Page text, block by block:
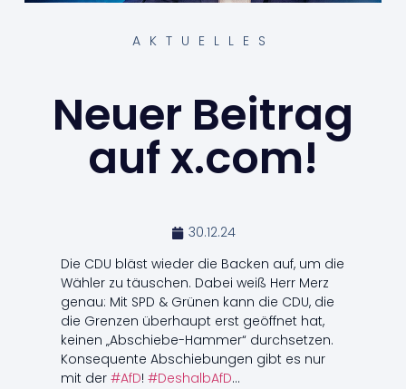
AKTUELLES
Neuer Beitrag
auf x.com!
30.12.24
Die CDU bläst wieder die Backen auf, um die
Wähler zu täuschen. Dabei weiß Herr Merz
genau: Mit SPD & Grünen kann die CDU, die
die Grenzen überhaupt erst geöffnet hat,
keinen „Abschiebe-Hammer“ durchsetzen.
Konsequente Abschiebungen gibt es nur
mit der #AfD! #DeshalbAfD…